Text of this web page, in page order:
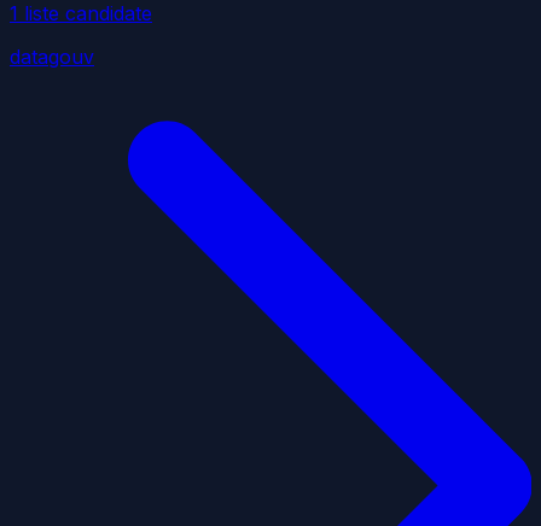
1 liste candidate
datagouv